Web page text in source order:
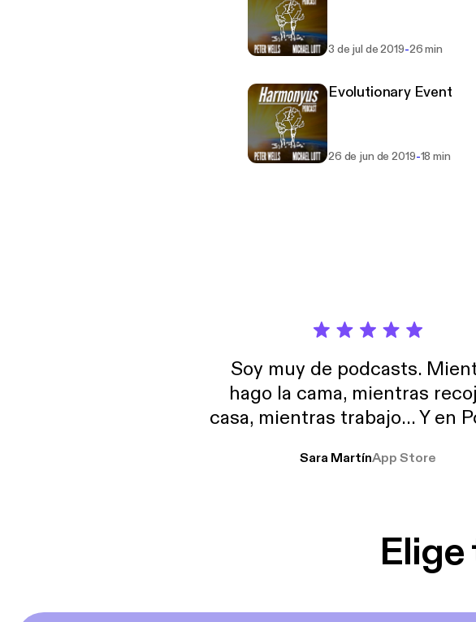
3 de jul de 2019-26 min
Evolutionary Event
26 de jun de 2019-18 min
Soy muy de podcasts.
hago la cama, mientras
casa, mientras trabajo… Y en
encantan. De
Sara MartínApp Store